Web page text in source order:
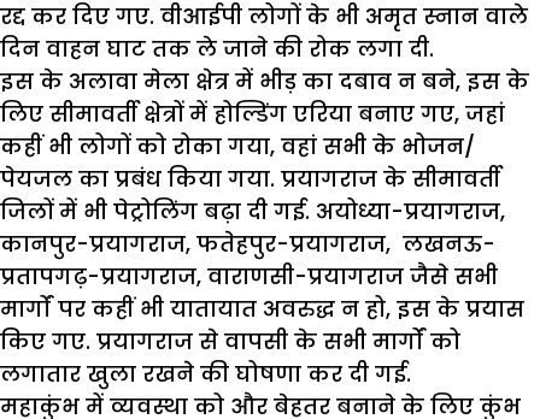
रद्द कर दिए गए. वीआईपी लोगों के भी अमृत स्नान वाले
दिन वाहन घाट तक ले जाने की रोक लगा दी.
इस के अलावा मेला क्षेत्र में भीड़ का दबाव न बने, इस के
लिए सीमावर्ती क्षेत्रों में होल्डिंग एरिया बनाए गए, जहां
कहीं भी लोगों को रोका गया, वहां सभी के भोजन/
पेयजल का प्रबंध किया गया. प्रयागराज के सीमावर्ती
जिलों में भी पेट्रोलिंग बढ़ा दी गई. अयोध्या-प्रयागराज,
कानपुर-प्रयागराज, फतेहपुर-प्रयागराज, लखनऊ-
प्रतापगढ़-प्रयागराज, वाराणसी-प्रयागराज जैसे सभी
मार्गों पर कहीं भी यातायात अवरुद्ध न हो, इस के प्रयास
किए गए. प्रयागराज से वापसी के सभी मार्गों को
लगातार खुला रखने की घोषणा कर दी गई.
महाकुंभ में व्यवस्था को और बेहतर बनाने के लिए कुंभ